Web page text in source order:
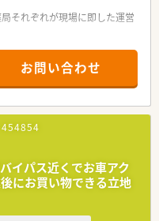
それぞれが現場に即した運営
然と調和した店舗デザイン、
すべてが心地よく利用でき
しまれ、明るく和やかな拠点
す。「すべては患者様のため
局”」がモットーです。
お問い合わせ
454854
イパス近くでお車アク
にお買い物できる立地